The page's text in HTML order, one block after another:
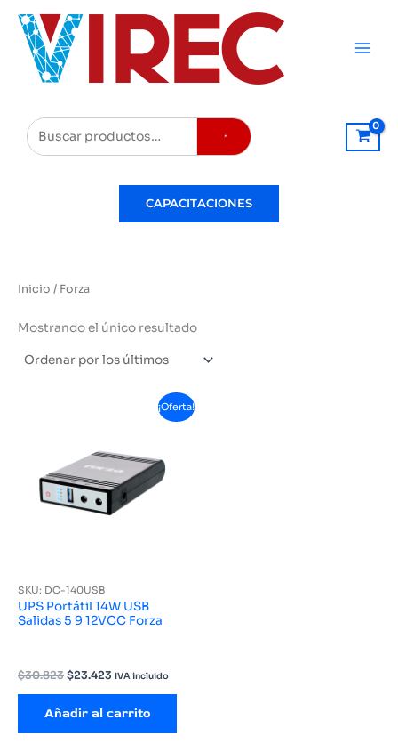
contenido
Buscar
CAPACITACIONES
Inicio / Forza
Mostrando el único resultado
¡Oferta!
SKU: DC-140USB
UPS Portátil 14W USB
Salidas 5 9 12VCC Forza
$30.823El
era:
$30.823.
$23.423 El
es:
$23.423.
IVA incluido
Añadir al carrito